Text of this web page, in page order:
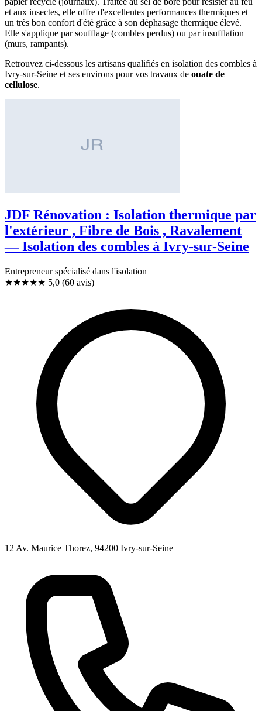
et aux insectes, elle offre d'excellentes performances thermiques et
un très bon confort d'été grâce à son déphasage thermique élevé.
Elle s'applique par soufflage (combles perdus) ou par insufflation
(murs, rampants).
Retrouvez ci-dessous les artisans qualifiés en isolation des combles à
Ivry-sur-Seine et ses environs pour vos travaux de ouate de
cellulose.
JDF Rénovation : Isolation thermique par
l'extérieur , Fibre de Bois , Ravalement
— Isolation des combles à Ivry-sur-Seine
Entrepreneur spécialisé dans l'isolation
★★★★★ 5,0 (60 avis)
12 Av. Maurice Thorez, 94200 Ivry-sur-Seine